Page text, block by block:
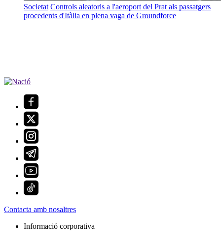
Societat Controls aleatoris a l'aeroport del Prat als passatgers
procedents d'Itàlia en plena vaga de Groundforce
Contacta amb nosaltres
Informació corporativa